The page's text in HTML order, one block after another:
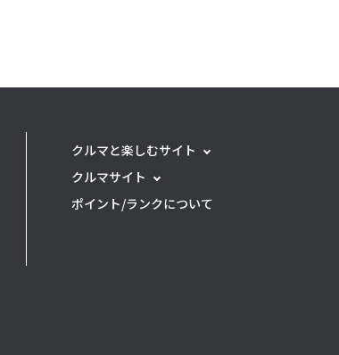
クルマと楽しむサイト
クルマサイト
ポイント/ランクについて